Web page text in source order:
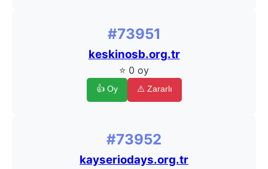
#73951
keskinosb.org.tr
⭐ 0 oy
👍 Oy ⚠️ Zararlı
#73952
kayseriodays.org.tr